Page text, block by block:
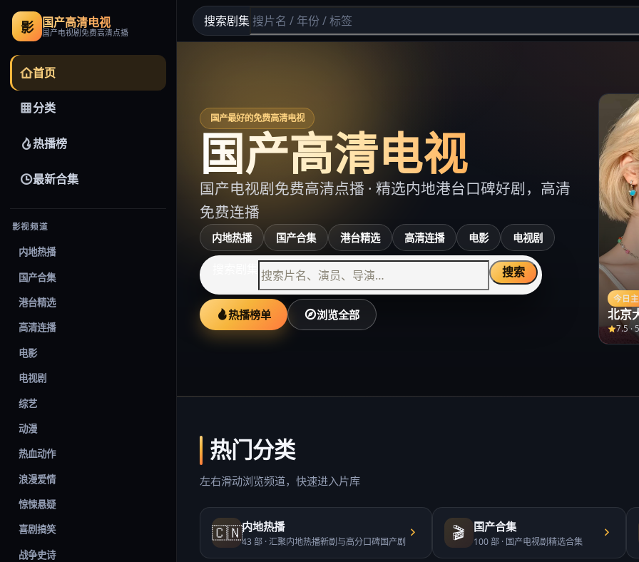
影 国产高清电视
国产电视剧免费高清点播
首页
分类
热播榜
最新合集
影视频道
内地热播
国产合集
港台精选
高清连播
电影
电视剧
综艺
动漫
热血动作
浪漫爱情
惊悚悬疑
喜剧搞笑
战争史诗
搜索剧集
国产最好的免费高清电视
国产高清电视
国产电视剧免费高清点播 · 精选内地港台口碑好剧，高清
免费连播
内地热播 国产合集 港台精选 高清连播 电影 电视剧
搜索
热播榜单 浏览全部
今日
北京
7.5·
热门分类
左右滑动浏览频道，快速进入片库
🇨🇳内地热播
43部 ·汇聚内地热播新剧与高分口碑国产剧 🎬 国产合集
100部 · 国产电视剧精选合集